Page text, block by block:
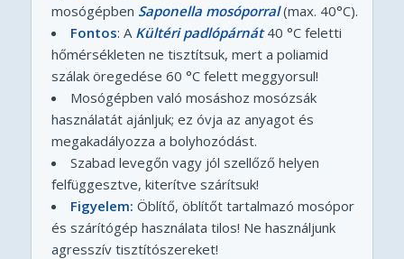
mosógépben Saponella mosóporral(max. 40°C).
Fontos: A Kültéri padlópárnát40 °C feletti
hőmérsékleten ne tisztítsuk, mert a poliamid
szálak öregedése 60 °C felett meggyorsul!
Mosógépben való mosáshoz mosózsák
használatát ajánljuk; ez óvja az anyagot és
megakadályozza a bolyhozódást.
Szabad levegőn vagy jól szellőző helyen
felfüggesztve, kiterítve szárítsuk!
Figyelem: Öblítő, öblítőt tartalmazó mosópor
és szárítógép használata tilos! Ne használjunk
agresszív tisztítószereket!